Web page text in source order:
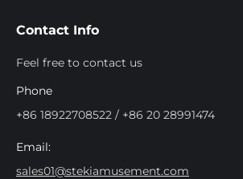
Contact Info
Feel free to contact us
Phone
+86 18922708522 / +86 20 28991474
Email:
sales01@stekiamusement.com